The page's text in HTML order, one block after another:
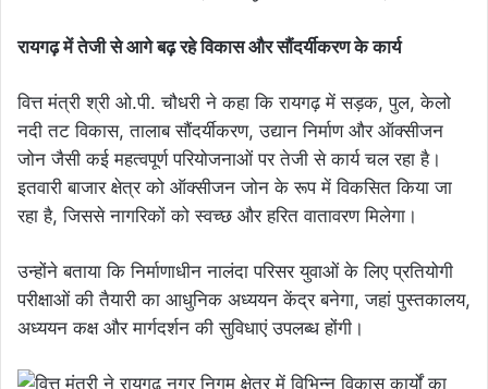
रायगढ़ में तेजी से आगे बढ़ रहे विकास और सौंदर्यीकरण के कार्य
वित्त मंत्री श्री ओ.पी. चौधरी ने कहा कि रायगढ़ में सड़क, पुल, केलो
नदी तट विकास, तालाब सौंदर्यीकरण, उद्यान निर्माण और ऑक्सीजन
जोन जैसी कई महत्वपूर्ण परियोजनाओं पर तेजी से कार्य चल रहा है।
इतवारी बाजार क्षेत्र को ऑक्सीजन जोन के रूप में विकसित किया जा
रहा है, जिससे नागरिकों को स्वच्छ और हरित वातावरण मिलेगा।
उन्होंने बताया कि निर्माणाधीन नालंदा परिसर युवाओं के लिए प्रतियोगी
परीक्षाओं की तैयारी का आधुनिक अध्ययन केंद्र बनेगा, जहां पुस्तकालय,
अध्ययन कक्ष और मार्गदर्शन की सुविधाएं उपलब्ध होंगी।